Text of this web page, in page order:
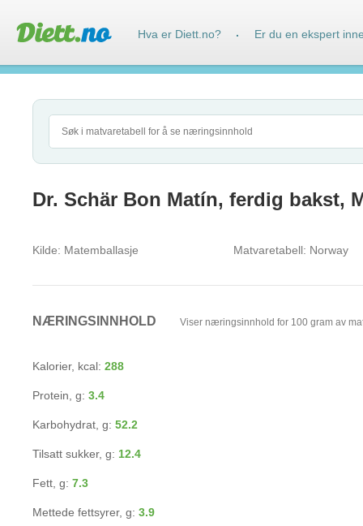
Dr. Schär Bon Matín, ferdig bakst,
Kilde: Matemballasje Matvaretabell: Norway
NÆRINGSINNHOLD Viser næringsinnhold for 100 gram av
Kalorier, kcal: 288
Protein, g: 3.4
Karbohydrat, g: 52.2
Tilsatt sukker, g: 12.4
Fett, g: 7.3
Mettede fettsyrer, g: 3.9
Hva er Diett.no? · Er du en ekspert